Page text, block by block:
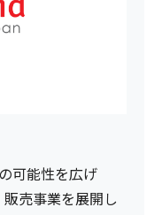
可能性を広げ
売事業を展開し